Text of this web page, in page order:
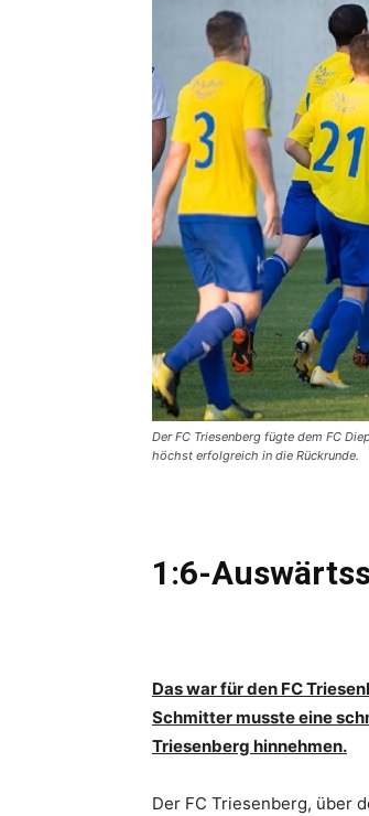
Der FC Triesenberg fügte dem FC
höchst erfolgreich in die Rückrunde.
1:6-
Das war für den FC
Schmitter musste eine
Triesenberg hinnehmen.
Der FC Triesenberg, über